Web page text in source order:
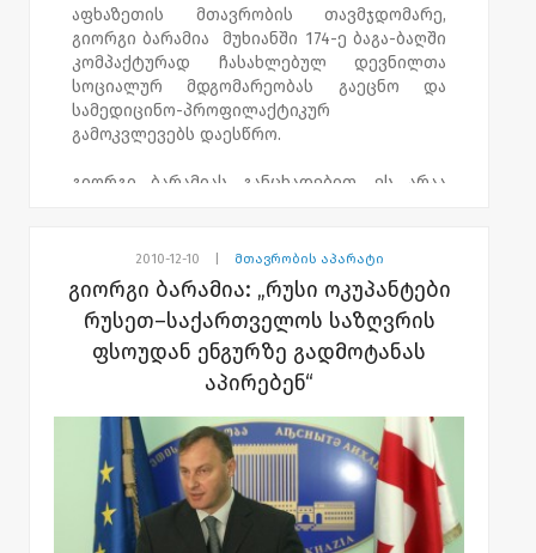
მას შემდეგ, რაც საქართველოს
პრეზიდენტი ევროპარლამენტში
სამშვიდობო ინიციატივით გამოვიდა.
ქართულ დელეგაციას უშიშროების საბჭოს
მდივანი გიგა ბოკერია ხელმძღვანელობს.
აფხაზეთის მთავრობის თავმჯდომარე,
გიორგი ბარამია მუხიანში 174-ე ბაგა-ბაღში
კომპაქტურად ჩასახლებულ დევნილთა
სოციალურ მდგომარეობას გაეცნო და
სამედიცინო-პროფილაქტიკურ
გამოკვლევებს დაესწრო.
გიორგი ბარამიას განცხადებით, ეს არაა
დევნილთა კომპაქტურად ჩასახლების სხვა
ობიექტებშიც განახორციელოს.
,,აფხაზეთის მთავრობამ, შიდა ეკონომიის
საფუძველზე, აფხაზეთის ჯანდაცვის
სამინისტროს დამატებით გამოუყო
დაფინანსება. ანალოგიური პროექტის
ფარგლებში, დევნილებისათვის
სამედიცინო-პროფილაქტიკური გასინჯვები
სხვა კომპაქტურად ჩასახლების
ობიექტებშიც ჩატარდება," - განაცხადა
აფხაზეთის მთავრობის თავმჯდომარემ.
2010-12-10 მთავრობის აპარატი
გიორგი ბარამია: „რუსი ოკუპანტები
რუსეთ–საქართველოს საზღვრის
ფსოუდან ენგურზე გადმოტანას
აპირებენ“